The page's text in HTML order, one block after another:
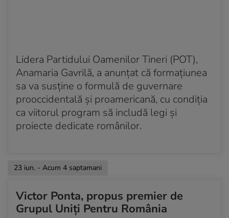
Lidera Partidului Oamenilor Tineri (POT),
Anamaria Gavrilă, a anunțat că formațiunea
sa va susține o formulă de guvernare
prooccidentală și proamericană, cu condiția
ca viitorul program să includă legi și
proiecte dedicate românilor.
23 iun. - Acum 4 saptamani
Victor Ponta, propus premier de
Grupul Uniți Pentru România